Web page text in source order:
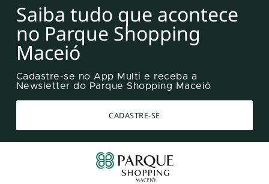
Saiba tudo que acontece
no Parque Shopping
Maceió
Cadastre-se no App Multi e receba a
Newsletter do Parque Shopping Maceió
CADASTRE-SE